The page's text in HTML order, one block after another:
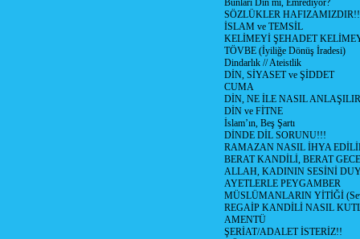
Bunları Din mi, Emrediyor?
SÖZLÜKLER HAFIZAMIZDIR!!
İSLAM ve TEMSİL
KELİMEYİ ŞEHADET
TÖVBE (İyiliğe Dönüş İradesi)
Dindarlık // Ateistlik
DİN, SİYASET ve ŞİDDET
CUMA
DİN, NE İLE NASIL
DİN ve FİTNE
İslam’ın, Beş Şartı
DİNDE DİL SORUNU!!!
RAMAZAN NASIL İHYA
BERAT KANDİLİ, BERAT
ALLAH, KADININ SESİNİ
AYETLERLE PEYGAMBER
MÜSLÜMANLARIN YİTİĞİ
REGAİP KANDİLİ NASIL
AMENTÜ
ŞERİAT/ADALET İSTERİZ!!